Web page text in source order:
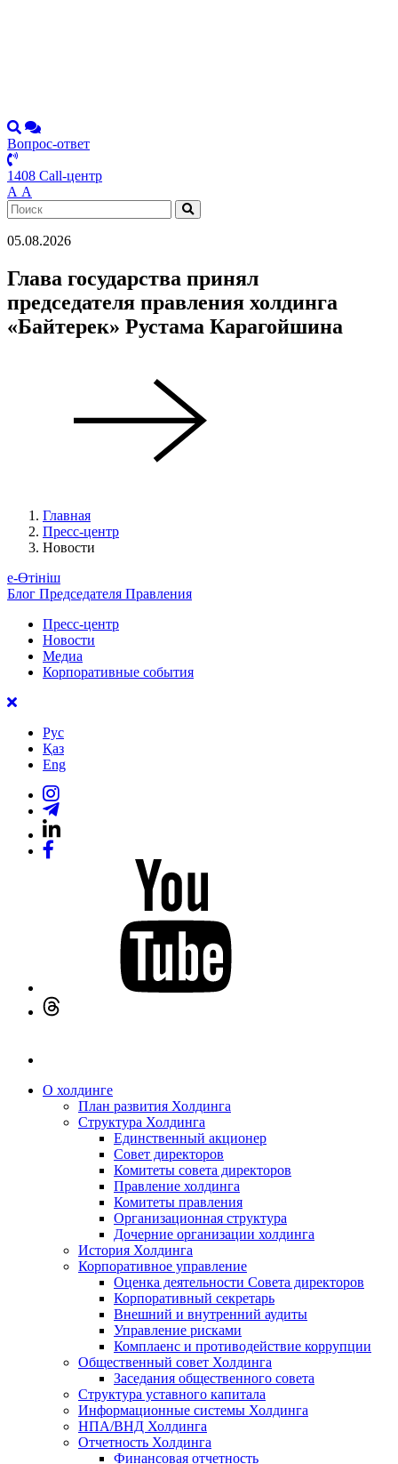
Вопрос-ответ
1408 Call-центр
А А
05.08.2026
Глава государства принял
председателя правления холдинга
«Байтерек» Рустама Карагойшина
Главная
Пресс-центр
Новости
е-Өтініш
Блог Председателя Правления
Пресс-центр
Новости
Медиа
Корпоративные события
Рус
Қаз
Eng
О холдинге
План развития Холдинга
Структура Холдинга
Единственный акционер
Совет директоров
Комитеты совета директоров
Правление холдинга
Комитеты правления
Организационная структура
Дочерние организации холдинга
История Холдинга
Корпоративное управление
Оценка деятельности Совета директоров
Корпоративный секретарь
Внешний и внутренний аудиты
Управление рисками
Комплаенс и противодействие коррупции
Общественный совет Холдинга
Заседания общественного совета
Структура уставного капитала
Информационные системы Холдинга
НПА/ВНД Холдинга
Отчетность Холдинга
Финансовая отчетность